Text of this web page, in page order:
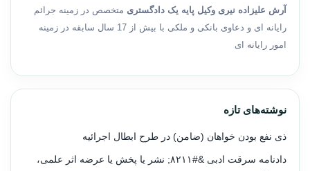
آرش علیزاده نیری وکیل پایه یک دادگستری متخصص در زمینه جرائم
رایانه ای و دعاوی بانکی و ملکی با بیش از 17 سال سابقه در زمینه
امور رایانه ای
نوشته‌های تازه
ذی نفع بودن خواهان (ضامن) در طرح ابطال اجرائیه
دادنامه سرقت ادبی &#۸۲۱۱; نشر یا پخش یا عرضه اثر علمی،